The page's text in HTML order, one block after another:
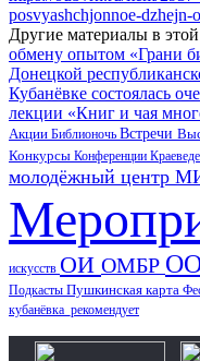
posvyashchjonnoe-dzhejn-
Другие материалы в
обмену опытом «Грани
Донецкой
Кубанёвке состоялась
лекции «Книг и чая
Акции Библионочь Встречи
Конкурсы Конференции
молодёжный центр
искусств ОИ ОМБР
Подкасты Пушкинская карта
кубанёвка_рекомендует